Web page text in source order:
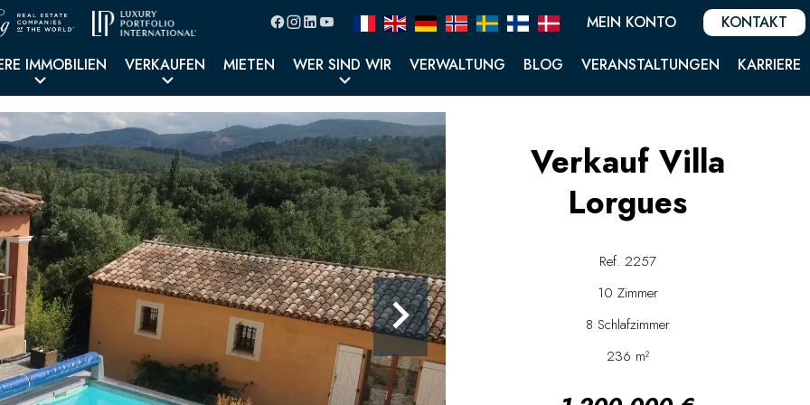
MEIN KONTO KONTAKT
IMMOBILIEN VERKAUFEN MIETEN WER SIND WIR VERWALTUNG BLOG VERANSTALTUNGEN KARRIERE
Verkauf Villa
Lorgues
Ref. 2257
10 Zimmer
8 Schlafzimmer
236 m²